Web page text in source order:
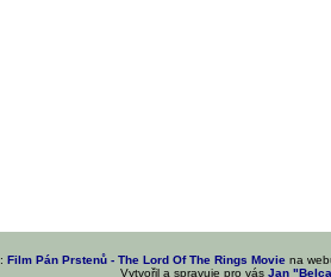
Film Pán Prstenů - The Lord Of The Rings Movie na
Vytvořil a spravuje pro vásJan